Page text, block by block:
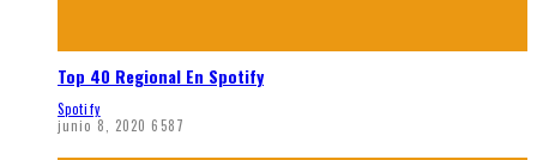
Top 40 Regional En Spotify
Spotify
junio 8, 2020 6587